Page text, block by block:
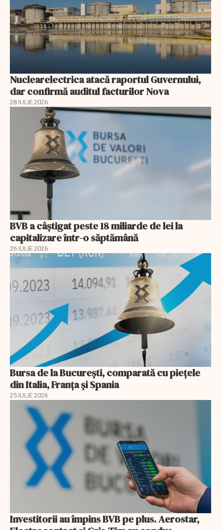
Nuclearelectrica atacă raportul Guvernului,
dar confirmă auditul facturilor Nova
28 IULIE 2026
BVB a câștigat peste 18 miliarde de lei la
capitalizare într-o săptămână
26 IULIE 2026
Bursa de la București, comparată cu piețele
din Italia, Franța și Spania
25 IULIE 2026
Investitorii au împins BVB pe plus. Aerostar,